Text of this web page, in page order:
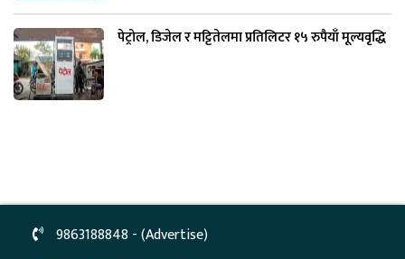
पेट्रोल, डिजेल र मट्टितेलमा प्रतिलिटर १५ रुपैयाँ मूल्यवृद्धि
9863188848 - (Advertise)